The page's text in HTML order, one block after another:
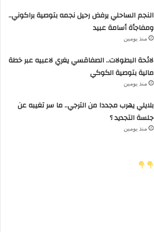
النجم الساحلي يرفض رحيل نجمه بتوصية براكوني..
ومفاجأة أسامة عبيد
منذ يومين
لائحة البطولات.. الصفاقسي يغري لاعبيه عبر خطة
مالية بتوصية الكوكي
منذ يومين
بلايلي يهرب مجددا من الترجي.. ما سر تغيبه عن
جلسة التجديد ؟
منذ يومين